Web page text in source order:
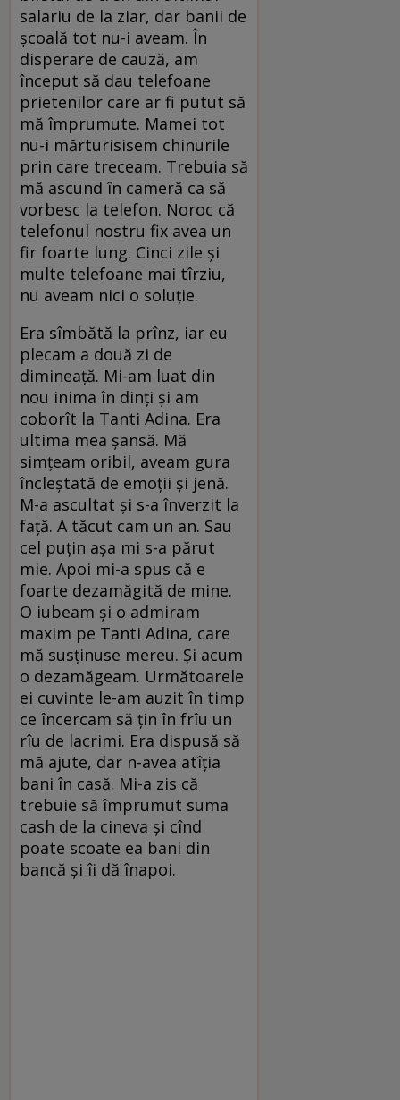
salariu de la ziar, dar banii de
școală tot nu-i aveam. În
disperare de cauză, am
început să dau telefoane
prietenilor care ar fi putut să
mă împrumute. Mamei tot
nu-i mărturisisem chinurile
prin care treceam. Trebuia să
mă ascund în cameră ca să
vorbesc la telefon. Noroc că
telefonul nostru fix avea un
fir foarte lung. Cinci zile și
multe telefoane mai tîrziu,
nu aveam nici o soluție.
Era sîmbătă la prînz, iar eu
plecam a două zi de
dimineață. Mi-am luat din
nou inima în dinți și am
coborît la Tanti Adina. Era
ultima mea șansă. Mă
simțeam oribil, aveam gura
încleștată de emoții și jenă.
M-a ascultat și s-a înverzit la
față. A tăcut cam un an. Sau
cel puțin așa mi s-a părut
mie. Apoi mi-a spus că e
foarte dezamăgită de mine.
O iubeam și o admiram
maxim pe Tanti Adina, care
mă susținuse mereu. Și acum
o dezamăgeam. Următoarele
ei cuvinte le-am auzit în timp
ce încercam să țin în frîu un
rîu de lacrimi. Era dispusă să
mă ajute, dar n-avea atîția
bani în casă. Mi-a zis că
trebuie să împrumut suma
cash de la cineva și cînd
poate scoate ea bani din
bancă și îi dă înapoi.